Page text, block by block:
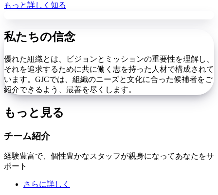
もっと詳しく知る
私たちの信念
優れた組織とは、ビジョンとミッションの重要性を理解し、
それを追求するために共に働く志を持った人材で構成されて
います。GJCでは、組織のニーズと文化に合った候補者をご
紹介できるよう、最善を尽くします。
もっと見る
チーム紹介
経験豊富で、個性豊かなスタッフが親身になってあなたをサ
ポート
さらに詳しく